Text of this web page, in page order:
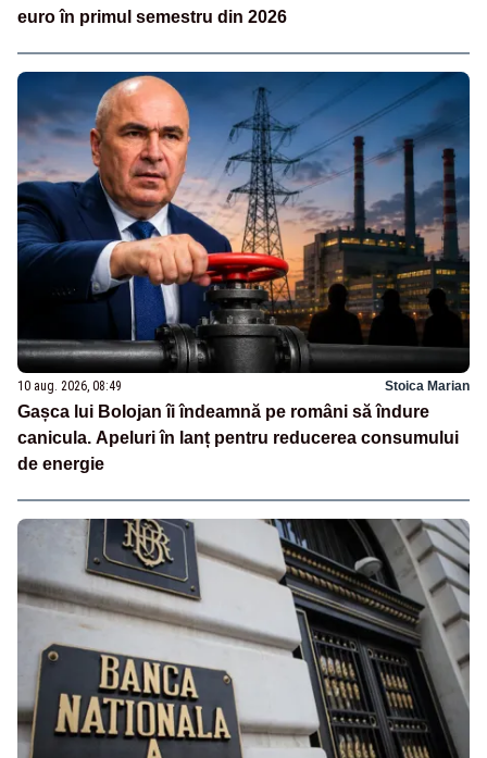
euro în primul semestru din 2026
10 aug. 2026, 08:49 Stoica Marian
Gașca lui Bolojan îi îndeamnă pe români să îndure
canicula. Apeluri în lanț pentru reducerea consumului
de energie